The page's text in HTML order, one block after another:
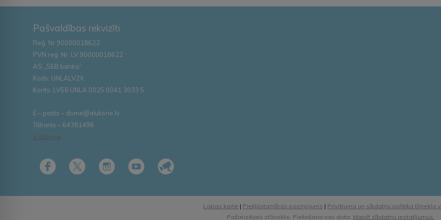
Pašvaldības rekvizīti
Reģ. Nr.90000018622
PVN reģ. Nr. LV 90000018622
AS „SEB banka”
Kods: UNLALV2X
Konts: LV58 UNLA 0025 0041 3033 5
E – pasts – dome@aluksne.lv
Tālrunis – 64381496
E-adrese
Lapas karte | Piekļūstamības paziņojums | Privātuma un sīkdatņu politika tīmekļa
Pašreizējais stāvoklis: Piekrišana nav dota. Mainīt sīkdatņu iestatījumus.